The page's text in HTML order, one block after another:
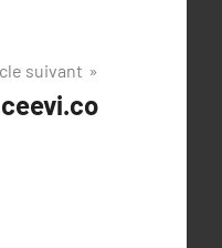
suivant